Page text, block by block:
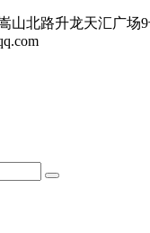
山北路升龙天汇广场